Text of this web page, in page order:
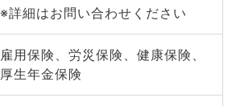
※詳細はお問い合わせください
雇用保険、労災保険、健康保険、
厚生年金保険